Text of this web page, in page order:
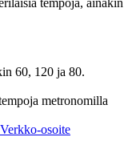
tempoja, ainakin
60, 120 ja 80.
metronomilla
Verkko-osoite